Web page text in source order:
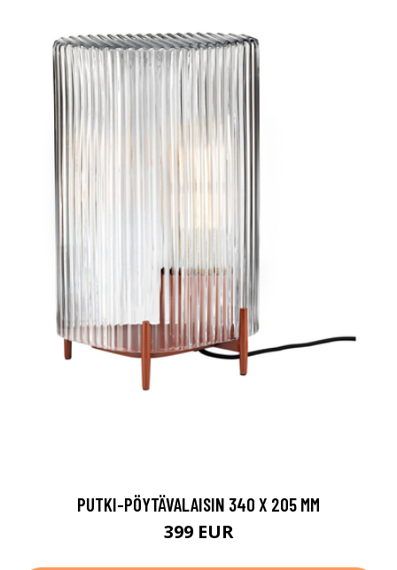
PUTKI-PÖYTÄVALAISIN 340 X 205 MM
399 EUR